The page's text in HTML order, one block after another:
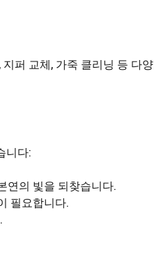
퍼 교체, 가죽 클리닝 등 다
니다:
연의 빛을 되찾습니다.
필요합니다.